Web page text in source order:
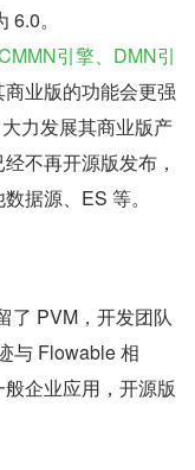
。
引擎、DMN引
业版的功能会更强
力发展其商业版产
不再开源版发布，
据源、ES 等。
了 PVM，开发团队
与 Flowable 相
企业应用，开源版